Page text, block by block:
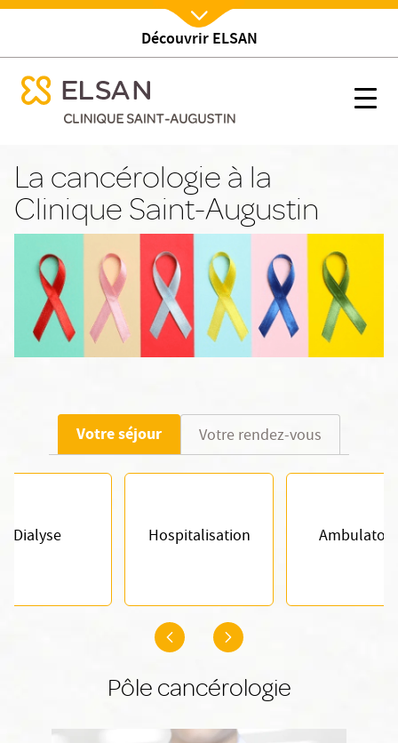
contenu
principal
Découvrir ELSAN
Cancérologie
menu mobile
Nx:Afficher menu
menu mobile
La cancérologie à la
Clinique Saint-Augustin
Votre séjour Votre rendez-vous
Hospitalisation
Dialyse
Pôle cancérologie